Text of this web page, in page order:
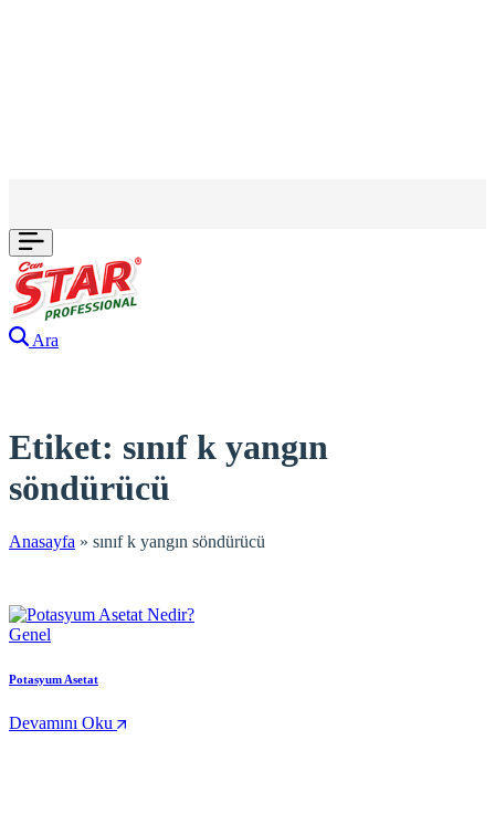
Ara
Etiket: sınıf k yangın
söndürücü
Anasayfa » sınıf k yangın söndürücü
Genel
Potasyum Asetat
Devamını Oku